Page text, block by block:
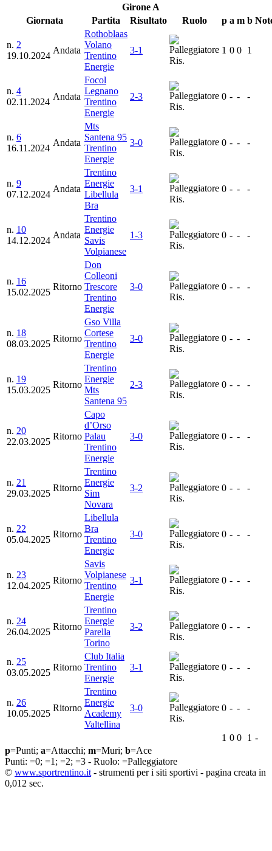
Girone A
Giornata
Partita Risultato Ruolo p a m b
n. 2
19.10.2024
Andata
Rothoblaas
Volano
Trentino
Energie
3-1
Ris.
1 0 0 1
n. 4
02.11.2024
Andata
Focol
Legnano
Trentino
Energie
2-3
Ris.
0 - - -
n. 6
16.11.2024
Andata
Mts
Santena 95
Trentino
Energie
3-0
Ris.
0 - - -
n. 9
07.12.2024
Andata
Trentino
Energie
Libellula
Bra
3-1
Ris.
0 - - -
n. 10
14.12.2024
Andata
Trentino
Energie
Savis
Volpianese
1-3
Ris.
0 - - -
n. 16
15.02.2025
Ritorno
Don
Colleoni
Trescore
Trentino
Energie
3-0
Ris.
0 - - -
n. 18
08.03.2025
Ritorno
Gso Villa
Cortese
Trentino
Energie
3-0
Ris.
0 - - -
n. 19
15.03.2025
Ritorno
Trentino
Energie
Mts
Santena 95
2-3
Ris.
0 - - -
n. 20
22.03.2025
Ritorno
Capo
d’Orso
Palau
Trentino
Energie
3-0
Ris.
0 - - -
n. 21
29.03.2025
Ritorno
Trentino
Energie
Sim
Novara
3-2
Ris.
0 - - -
n. 22
05.04.2025
Ritorno
Libellula
Bra
Trentino
Energie
3-0
Ris.
0 - - -
n. 23
12.04.2025
Ritorno
Savis
Volpianese
Trentino
Energie
3-1
Ris.
0 - - -
n. 24
26.04.2025
Ritorno
Trentino
Energie
Parella
Torino
3-2
Ris.
0 - - -
n. 25
03.05.2025
Ritorno
Club Italia
Trentino
Energie
3-1
Ris.
0 - - -
n. 26
10.05.2025
Ritorno
Trentino
Energie
Academy
Valtellina
3-0
Ris.
0 - - -
1 0 0 1 -
p=Punti; a=Attacchi; m=Muri; b=Ace
Punti: =0; =1; =2; =3 - Ruolo: =Palleggiatore
© www.sportrentino.it - strumenti per i siti sportivi - pagina creata in
0,012 sec.